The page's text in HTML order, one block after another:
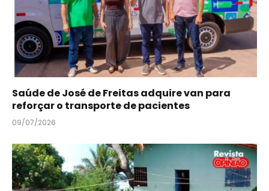
Saúde de José de Freitas adquire van para
reforçar o transporte de pacientes
09/07/2026